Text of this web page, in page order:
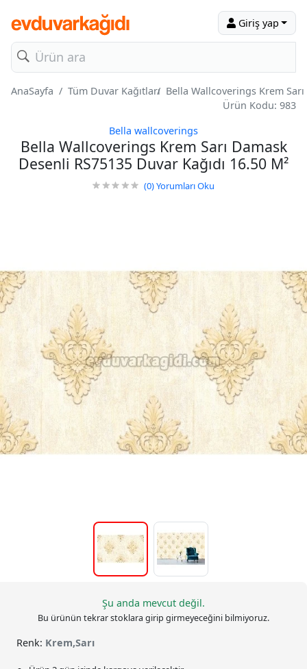
Giriş yap
AnaSayfa Tüm Duvar Kağıtları Bella Wallcoverings Krem
Ürün Kodu: 983
Bella wallcoverings
Bella Wallcoverings Krem Sarı Damask
Desenli RS75135 Duvar Kağıdı 16.50 M²
(0)Yorumları Oku
Şu anda mevcut değil.
Bu ürünün tekrar stoklara girip girmeyeceğini bilmiyoruz.
Renk: Krem,Sarı